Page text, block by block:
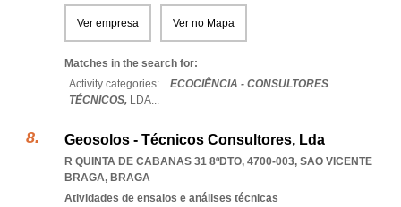
Ver empresa Ver no Mapa
Matches in the search for:
Activity categories: ...ECOCIÊNCIA - CONSULTORES
TÉCNICOS, LDA...
Geosolos - Técnicos Consultores, Lda
R QUINTA DE CABANAS 31 8ºDTO, 4700-003, SAO VICENTE
BRAGA, BRAGA
Atividades de ensaios e análises técnicas